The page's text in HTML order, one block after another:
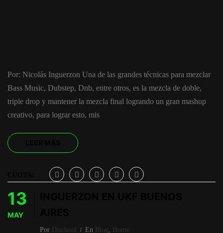
Por: Nicolás Inguerzon Una de las grandes técnicas para mezclar
Bass Music, Dubstep, Dnb, entre otros, es la mezcla de doble,
triple drop y mantener la mezcla final logrando un gran mashup
creativo, para lograr esto, mis
13
MAY
Por Djschool En Blog, Home